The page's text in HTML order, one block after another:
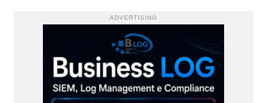
ADVERTISING